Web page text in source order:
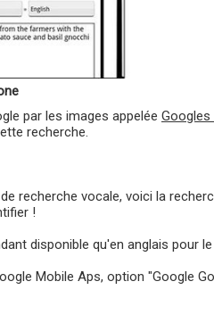
par les images appelée Googles
recherche.
recherche vocale, voici la
!
disponible qu'en anglais pour
Mobile Aps, option "Google